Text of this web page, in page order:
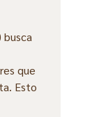
busca
que
Esto